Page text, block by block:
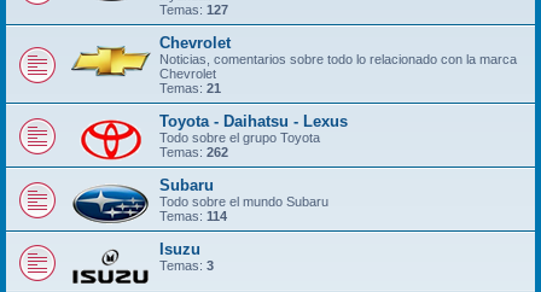
Temas: 127
Chevrolet
Noticias, comentarios sobre todo lo relacionado con la marca
Chevrolet
Temas: 21
Toyota - Daihatsu - Lexus
Todo sobre el grupo Toyota
Temas: 262
Subaru
Todo sobre el mundo Subaru
Temas: 114
Isuzu
Temas: 3